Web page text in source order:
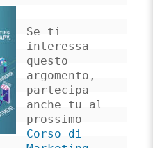
Se ti
interessa
questo
argomento,
partecipa
anche tu al
Corso di